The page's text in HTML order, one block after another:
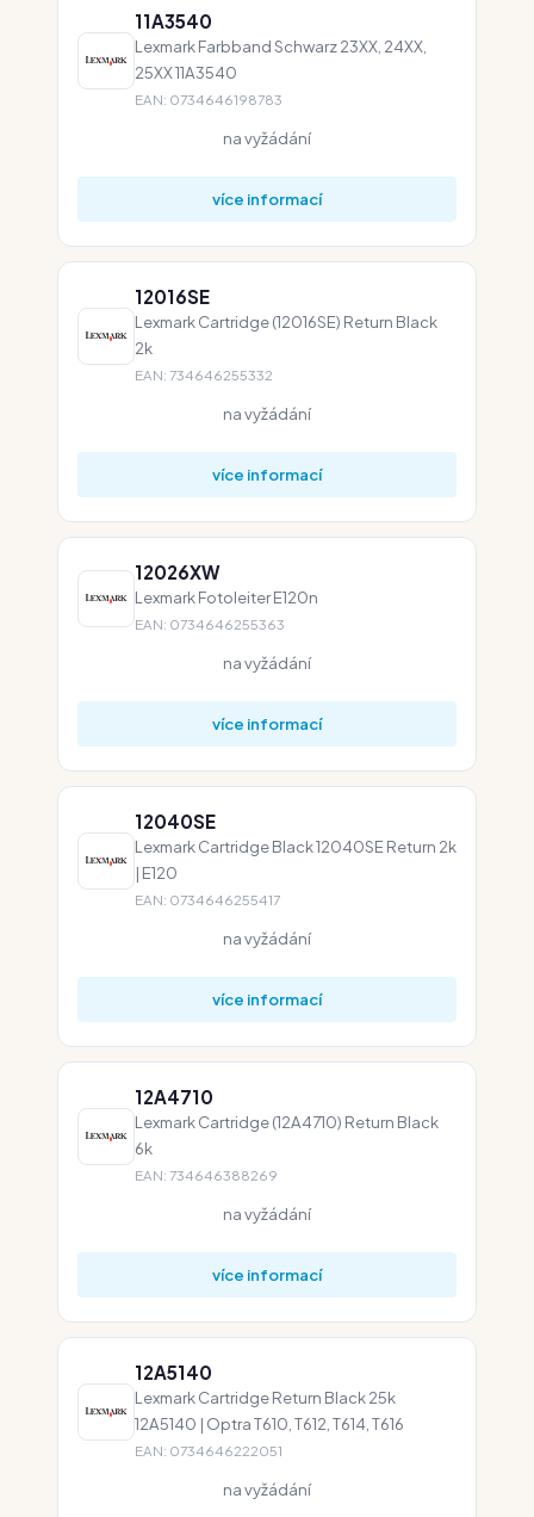
11A3540
Lexmark Farbband Schwarz 23XX, 24XX,
25XX 11A3540
EAN: 0734646198783
na vyžádání
více informací
12016SE
Lexmark Cartridge (12016SE) Return Black
2k
EAN: 734646255332
na vyžádání
více informací
12026XW
Lexmark Fotoleiter E120n
EAN: 0734646255363
na vyžádání
více informací
12040SE
Lexmark Cartridge Black 12040SE Return 2k
| E120
EAN: 0734646255417
na vyžádání
více informací
12A4710
Lexmark Cartridge (12A4710) Return Black
6k
EAN: 734646388269
na vyžádání
více informací
12A5140
Lexmark Cartridge Return Black 25k
12A5140 | Optra T610, T612, T614, T616
EAN: 0734646222051
na vyžádání